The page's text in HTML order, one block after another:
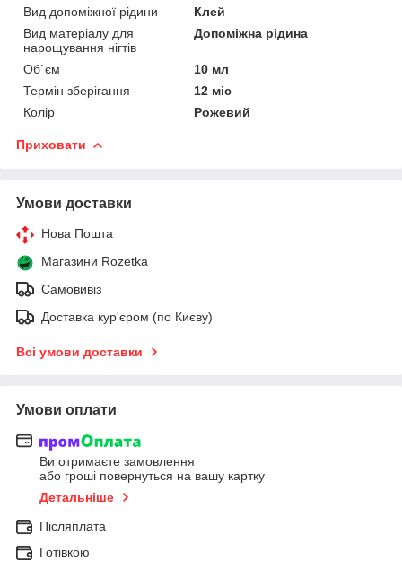
Вид допоміжної рідини
Клей
Вид матеріалу для
нарощування нігтів
Допоміжна рідина
Об`єм
10 мл
Термін зберігання
12 міс
Колір
Рожевий
Приховати
Умови доставки
Нова Пошта
Магазини Rozetka
Самовивіз
Доставка кур'єром (по Києву)
Всі умови доставки
Умови оплати
Ви отримаєте замовлення
або гроші повернуться на вашу картку
Детальніше
Післяплата
Готівкою